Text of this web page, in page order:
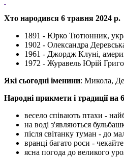
Хто народився 6 травня 2024 р.
1891 - Юрко Тютюнник,
1902 - Олександра
1961 - Джордж Клуні,
1972 - Журавель Юрій
Які сьогодні іменини: Микола,
Народні прикмети і традиції на
весело співають птахи -
на воді з'являються
після світанку туман - до
вранці багато роси -
ясна погода до великого